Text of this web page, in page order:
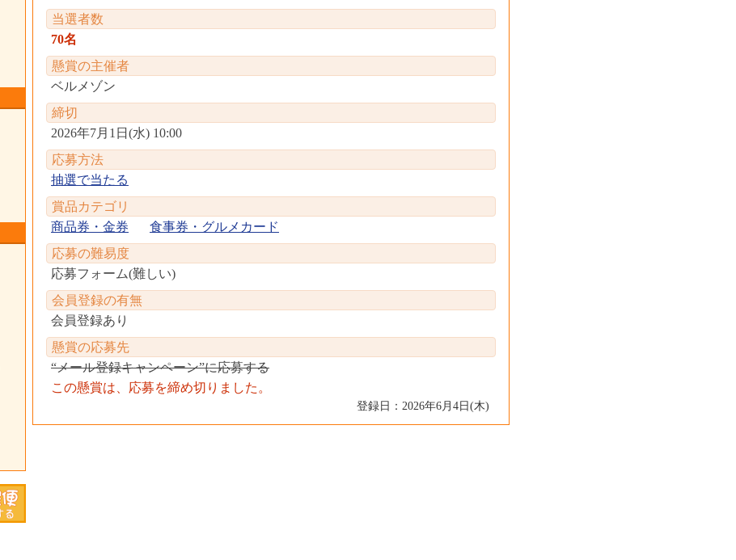
当選者数
70名
懸賞の主催者
ベルメゾン
締切
2026年7月1日(水) 10:00
応募方法
抽選で当たる
賞品カテゴリ
商品券・金券
食事券・グルメカード
応募の難易度
応募フォーム(難しい)
会員登録の有無
会員登録あり
懸賞の応募先
“メール登録キャンペーン”に応募する
この懸賞は、応募を締め切りました。
登録日：2026年6月4日(木)